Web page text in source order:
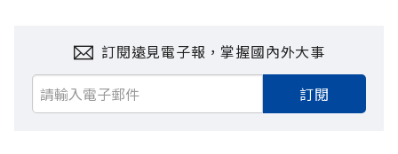
訂閱遠見電子報，掌握國內外大事
訂閱